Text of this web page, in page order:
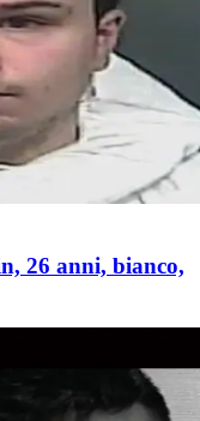
26 anni, bianco,